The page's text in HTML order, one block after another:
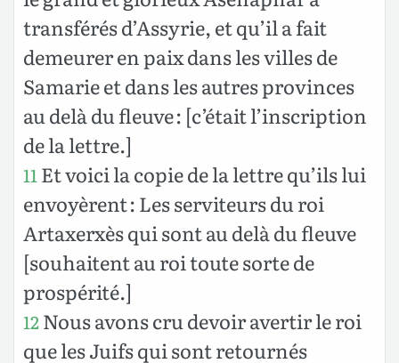
transférés d’Assyrie, et qu’il a fait
demeurer en paix dans les villes de
Samarie et dans les autres provinces
au delà du fleuve : [c’était l’inscription
de la lettre.]
11 Et voici la copie de la lettre qu’ils lui
envoyèrent : Les serviteurs du roi
Artaxerxès qui sont au delà du fleuve
[souhaitent au roi toute sorte de
prospérité.]
12Nous avons cru devoir avertir le roi
que les Juifs qui sont retournés